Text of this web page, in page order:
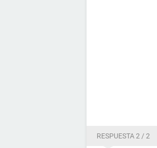
RESPUESTA 2 / 2